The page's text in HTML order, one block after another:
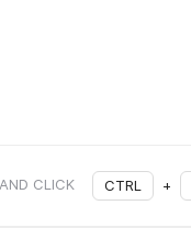
CLICK CTRL +